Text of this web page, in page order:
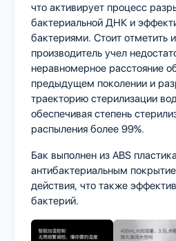
что активирует процесс
бактериальной ДНК и
бактериями. Стоит отметить
производитель учел
неравномерное расстояние
предыдущем поколении и
траекторию стерилизации
обеспечивая степень
распыления более 99%.
Бак выполнен из ABS
антибактериальным
действия, что также
бактерий.